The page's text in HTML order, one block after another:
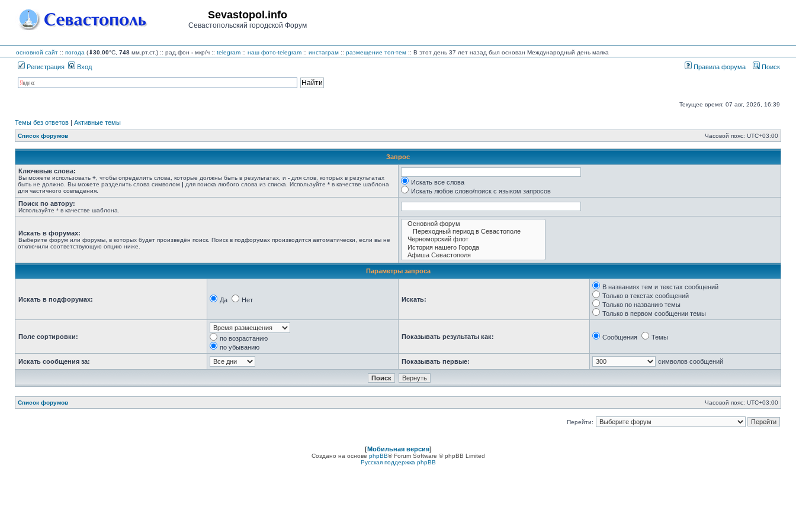
Sevastopol.info
Севастопольский городской Форум
основной сайт :: погода (⇓30.00°C, 748 мм.рт.ст.) :: рад.фон - мкр/ч :: telegram :: наш фото-telegram :: инстаграм :: размещение топ-тем :: В этот день 37 лет назад был основан Международный день маяка
Регистрация Вход Правила форума Поиск
Текущее время: 07 авг, 2026, 16:39
Темы без ответов | Активные темы
Список форумов Часовой пояс: UTC+03:00
Запрос
Ключевые слова:
Вы можете использовать + , чтобы определить слова, которые должны быть в результатах, и - для слов, которых в результатах
быть не должно. Вы можете разделить слова символом | для поиска любого слова из списка. Используйте * в качестве шаблона
для частичного совпадения.
Искать все слова
Искать любое слово/поиск с языком запросов
Поиск по автору:
Используйте * в качестве шаблона.
Искать в форумах:
Выберите форум или форумы, в которых будет произведён поиск. Поиск в подфорумах производится автоматически, если вы не
отключили соответствующую опцию ниже.
Параметры запроса
Искать в подфорумах: Да Нет Искать:
В названиях тем и текстах сообщений
Только в текстах сообщений
Только по названию темы
Только в первом сообщении темы
Поле сортировки:
по возрастанию
по убыванию
Показывать результаты как: Сообщения Темы
Искать сообщения за: Показывать первые: символов сообщений
Список форумов Часовой пояс: UTC+03:00
Перейти:
[Мобильная версия]
Создано на основе phpBB® Forum Software © phpBB Limited
Русская поддержка phpBB